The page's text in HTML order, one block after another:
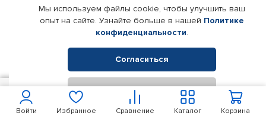
Войти Избранное Сравнение Корзина
Каталог
Партнерам
Корпоративным клиентам
Поставщикам
Реквизиты компании
© КАМАЗ ЦЕНТР ДОНЕЦК, 2015-2026. Все права защищены.
Интернет-магазин автомобильных товаров Автопрофи.
Мы используем файлы cookie, чтобы улучшить ваш
опыт на сайте. Узнайте больше в нашей Политике
конфиденциальности.
Согласиться
Отклонить
100 В корзину